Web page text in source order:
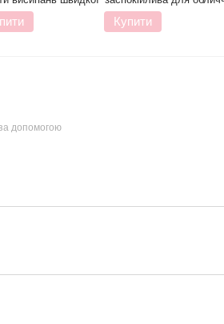
Купити
допомогою